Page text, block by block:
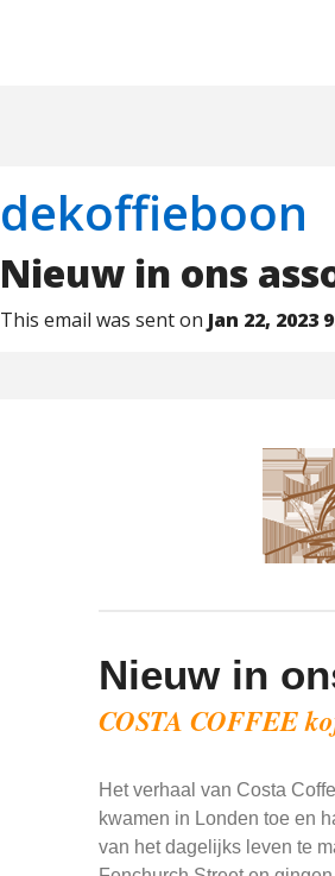
dekoffieboon
Nieuw in ons
This email was sent on Jan 22, 2023